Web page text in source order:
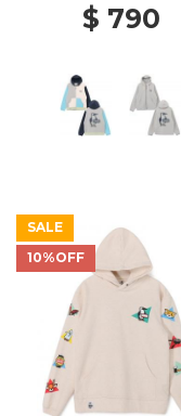
$ 790
SALE
10%OFF